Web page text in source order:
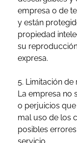
empresa o de
y están
propiedad
su
expresa.
5. Limitación de
La empresa no
o perjuicios
mal uso de los
posibles